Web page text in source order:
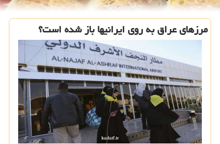
مرزهای عراق به روی ایرانیها باز شده است؟